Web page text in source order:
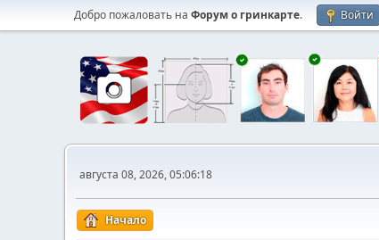
Добро пожаловать на Форум о гринкарте. Войти
августа 08, 2026, 05:06:18
Начало